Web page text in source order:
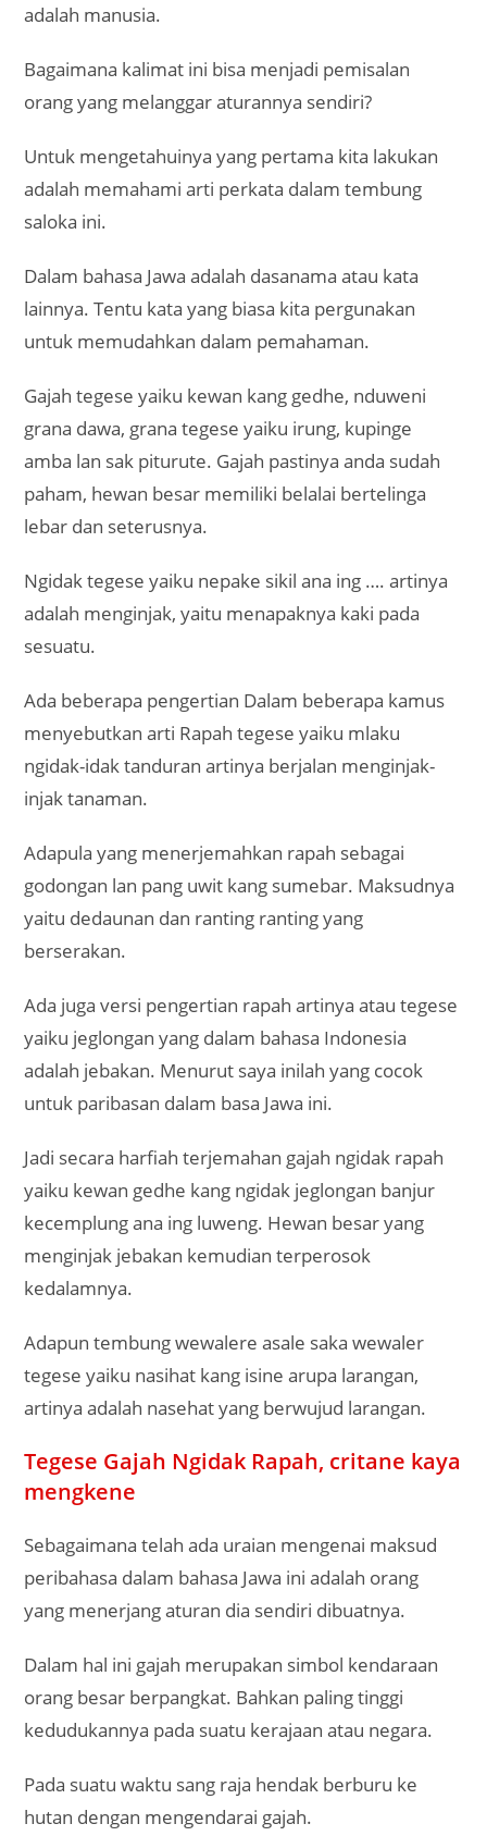
adalah manusia.
Bagaimana kalimat ini bisa menjadi pemisalan
orang yang melanggar aturannya sendiri?
Untuk mengetahuinya yang pertama kita lakukan
adalah memahami arti perkata dalam tembung
saloka ini.
Dalam bahasa Jawa adalah dasanama atau kata
lainnya. Tentu kata yang biasa kita pergunakan
untuk memudahkan dalam pemahaman.
Gajah tegese yaiku kewan kang gedhe, nduweni
grana dawa, grana tegese yaiku irung, kupinge
amba lan sak piturute. Gajah pastinya anda sudah
paham, hewan besar memiliki belalai bertelinga
lebar dan seterusnya.
Ngidak tegese yaiku nepake sikil ana ing …. artinya
adalah menginjak, yaitu menapaknya kaki pada
sesuatu.
Ada beberapa pengertian Dalam beberapa kamus
menyebutkan arti Rapah tegese yaiku mlaku
ngidak-idak tanduran artinya berjalan menginjak-
injak tanaman.
Adapula yang menerjemahkan rapah sebagai
godongan lan pang uwit kang sumebar. Maksudnya
yaitu dedaunan dan ranting ranting yang
berserakan.
Ada juga versi pengertian rapah artinya atau tegese
yaiku jeglongan yang dalam bahasa Indonesia
adalah jebakan. Menurut saya inilah yang cocok
untuk paribasan dalam basa Jawa ini.
Jadi secara harfiah terjemahan gajah ngidak rapah
yaiku kewan gedhe kang ngidak jeglongan banjur
kecemplung ana ing luweng. Hewan besar yang
menginjak jebakan kemudian terperosok
kedalamnya.
Adapun tembung wewalere asale saka wewaler
tegese yaiku nasihat kang isine arupa larangan,
artinya adalah nasehat yang berwujud larangan.
Tegese Gajah Ngidak Rapah, critane kaya
mengkene
Sebagaimana telah ada uraian mengenai maksud
peribahasa dalam bahasa Jawa ini adalah orang
yang menerjang aturan dia sendiri dibuatnya.
Dalam hal ini gajah merupakan simbol kendaraan
orang besar berpangkat. Bahkan paling tinggi
kedudukannya pada suatu kerajaan atau negara.
Pada suatu waktu sang raja hendak berburu ke
hutan dengan mengendarai gajah.